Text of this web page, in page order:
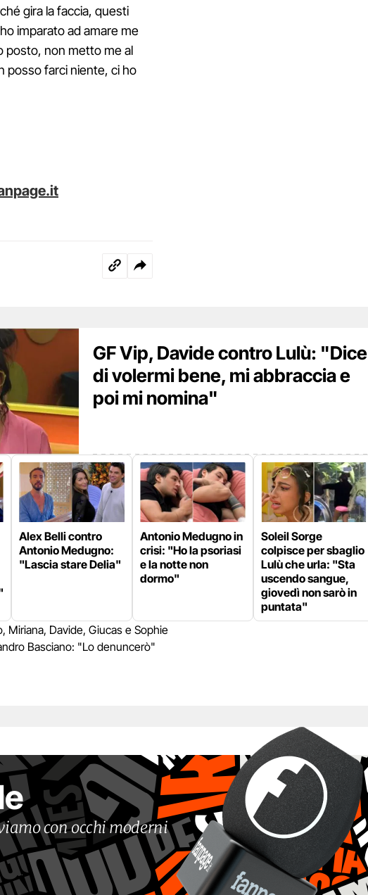
gira la faccia, questi
imparato ad amare me
posto, non metto me al
posso farci niente, ci ho
GF Vip, Davide contro Lulù: "Dice
di volermi bene, mi abbraccia e
poi mi nomina"
Alex Belli contro
Antonio Medugno:
"Lascia stare Delia"
Antonio Medugno in
crisi: "Ho la psoriasi
e la notte non
dormo"
Soleil Sorge
colpisce per sbaglio
Lulù che urla: "Sta
uscendo sangue,
giovedì non sarò in
puntata"
Miriana, Davide, Giucas e Sophie
Basciano: "Lo denuncerò"
con occhi moderni